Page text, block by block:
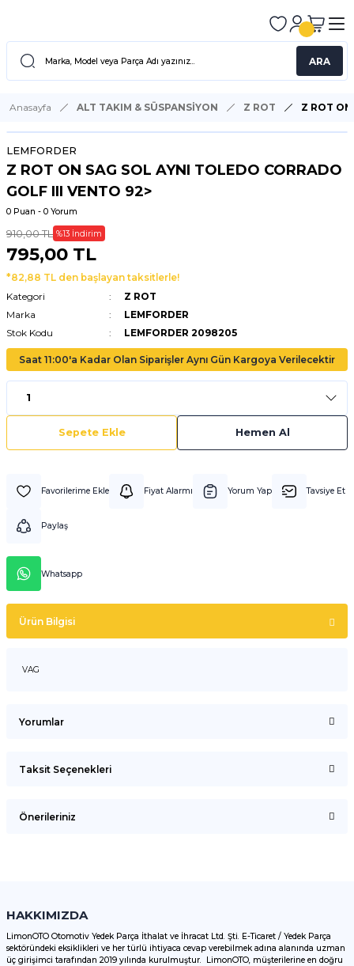
ARA
Anasayfa ALT TAKIM & SÜSPANSİYON Z ROT Z ROT
LEMFORDER
Z ROT ON SAG SOL AYNI TOLEDO CORRADO
GOLF III VENTO 92>
0 Puan - 0 Yorum
910,00 TL %13 İndirim
795,00 TL
*82,88 TL den başlayan taksitlerle!
Kategori
Z ROT
Marka
LEMFORDER
Stok Kodu
LEMFORDER 2098205
Saat 11:00'a Kadar Olan Siparişler Aynı Gün Kargoya Verilecektir
Sepete Ekle Hemen Al
Fiyat Alarmı Yorum Yap Tavsiye Et
Paylaş
Whatsapp
Ürün Bilgisi
VAG
Yorumlar
Taksit Seçenekleri
Önerileriniz
Görüş ve önerileriniz için teşekkür ederiz.
Ürün resmi kalitesiz, bozuk veya görüntülenemiyor.
HAKKIMIZDA
LimonOTO Otomotiv Yedek Parça İthalat ve İhracat Ltd. Şti. E-Ticaret / Yedek Parça
sektöründeki eksiklikleri ve her türlü ihtiyaca cevap verebilmek adına alanında uzman
üç girişimci tarafından 2019 yılında kurulmuştur. LimonOTO, müşterilerine en doğru